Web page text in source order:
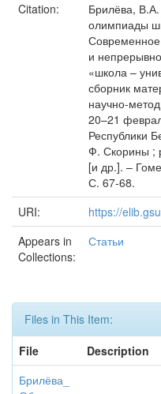
Citation:
Брилёва,
олимпиады
Современное
и
«школа –
сборник
научно-
20–21
Республики
Ф. Скорины ;
[и др.]. –
С. 67-68.
URI:
https://
Appears in
Collections:
Статьи
Files in This Item:
File
Description
Брилёва_